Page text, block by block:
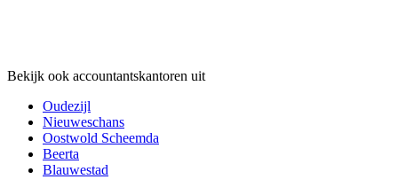
Bekijk ook accountantskantoren uit
Oudezijl
Nieuweschans
Oostwold Scheemda
Beerta
Blauwestad